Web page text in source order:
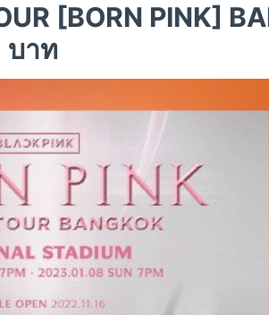
[BORN PINK]
บาท